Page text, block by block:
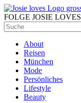
FOLGE JOSIE LOVES
About
Reisen
München
Mode
Persönliches
Lifestyle
Beauty